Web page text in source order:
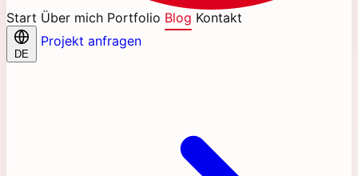
Start Über mich Portfolio Blog Kontakt
DE
Projekt anfragen